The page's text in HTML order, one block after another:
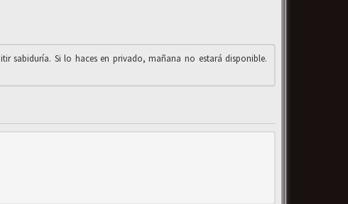
sabiduría. Si lo haces en privado, mañana no estará disponible.